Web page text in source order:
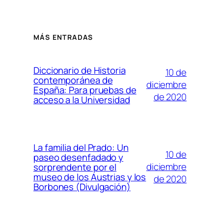
MÁS ENTRADAS
Diccionario de Historia
contemporánea de
España: Para pruebas de
acceso a la Universidad
10 de
diciembre
de 2020
La familia del Prado: Un
paseo desenfadado y
sorprendente por el
museo de los Austrias y los
Borbones (Divulgación)
10 de
diciembre
de 2020